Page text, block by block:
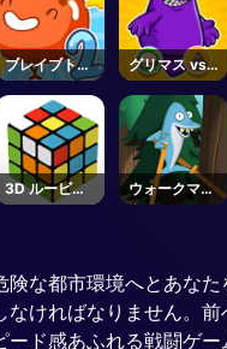
ブレイブトマ
ト
グリマス vs
ジャイアント
クラウンシュ
ーズ
3D ルービッ
ク
ウォークマス
ター
険な都市環境へとあな
なければなりません。
ド感あふれる戦闘ゲ